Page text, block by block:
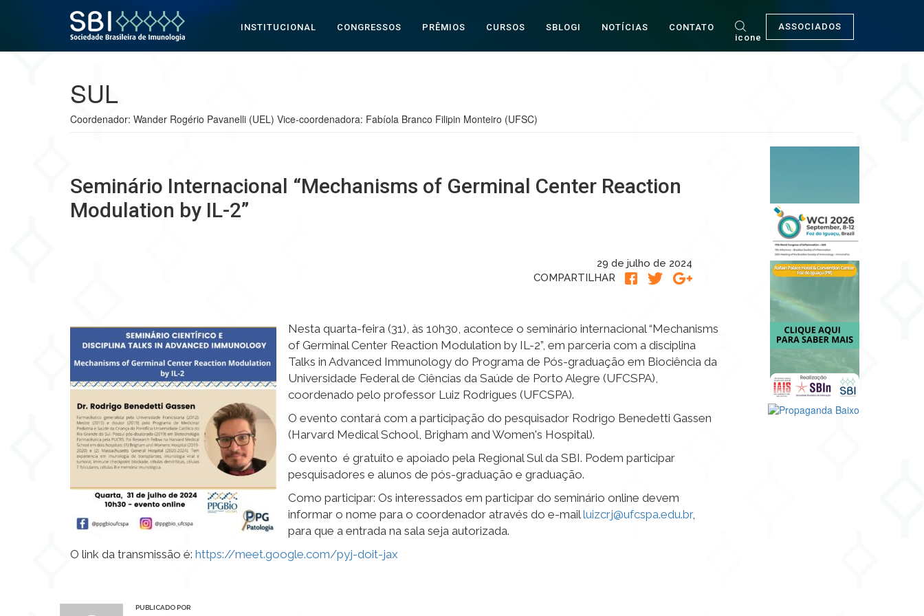
INSTITUCIONAL CONGRESSOS PRÊMIOS CURSOS SBLOGI NOTÍCIAS
CONTATO
icone
ASSOCIADOS
SUL
Coordenador: Wander Rogério Pavanelli (UEL) Vice-coordenadora: Fabíola Branco Filipin Monteiro (UFSC)
Seminário Internacional “Mechanisms of Germinal Center Reaction
Modulation by IL-2”
29 de julho de 2024
COMPARTILHAR
Nesta quarta-feira (31), às 10h30, acontece o seminário internacional “Mechanisms
of Germinal Center Reaction Modulation by IL-2”, em parceria com a disciplina
Talks in Advanced Immunology do Programa de Pós-graduação em Biociência da
Universidade Federal de Ciências da Saúde de Porto Alegre (UFCSPA),
coordenado pelo professor Luiz Rodrigues (UFCSPA).
O evento contará com a participação do pesquisador Rodrigo Benedetti Gassen
(Harvard Medical School, Brigham and Women's Hospital).
O evento é gratuito e apoiado pela Regional Sul da SBI. Podem participar
pesquisadores e alunos de pós-graduação e graduação.
Como participar: Os interessados em participar do seminário online devem
informar o nome para o coordenador através do e-mailluizcrj@ufcspa.edu.br,
para que a entrada na sala seja autorizada.
O link da transmissão é: https://meet.google.com/pyj-doit-jax
PUBLICADO POR